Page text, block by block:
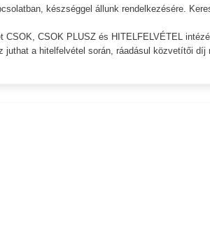
készséggel állunk rendelkezésére.
CSOK, CSOK PLUSZ és HITELFELVÉTEL
juthat a hitelfelvétel során, ráadásul közvetítői díj